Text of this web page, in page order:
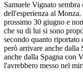
Samuele Vignato
dell'esperienza al
prossimo 30 giugno e
che su di lui si sono
secondo quanto riportato
però arrivare anche dalla
anche dalla Spagna con
l'avrebbero messo nel